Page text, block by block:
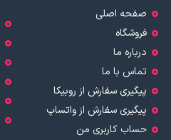
صفحه اصلی
فروشگاه
درباره ما
تماس با ما
پیگیری سفارش از روبیکا
پیگیری سفارش از واتساپ
حساب کاربری من